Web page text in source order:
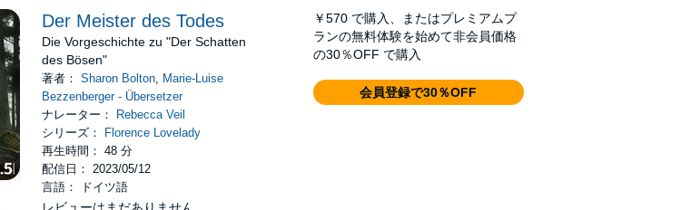
Der Meister des Todes
Die Vorgeschichte zu "Der Schatten
des Bösen"
著者：Sharon Bolton Marie-Luise
Bezzenberger - Übersetzer
ナレーター： Rebecca Veil
シリーズ： Florence Lovelady
再生時間： 48 分
配信日： 2023/05/12
言語： ドイツ語
レビューはまだありません。
￥570 で購入、またはプレミアムプ
ランの無料体験を始めて非会員価格
の30％OFF で購入
会員登録で30％OFF